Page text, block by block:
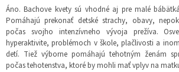
Áno. Bachove kvety sú vhodné aj pre malé
Pomáhajú prekonať detské strachy, obavy,
počas svojho intenzívneho vývoja prežíva.
hyperaktivite, problémoch v škole, plačlivosti a
detí. Tiež výborne pomáhajú tehotným ženám
počas tehotenstva, ktoré by mohli mať vplyv na